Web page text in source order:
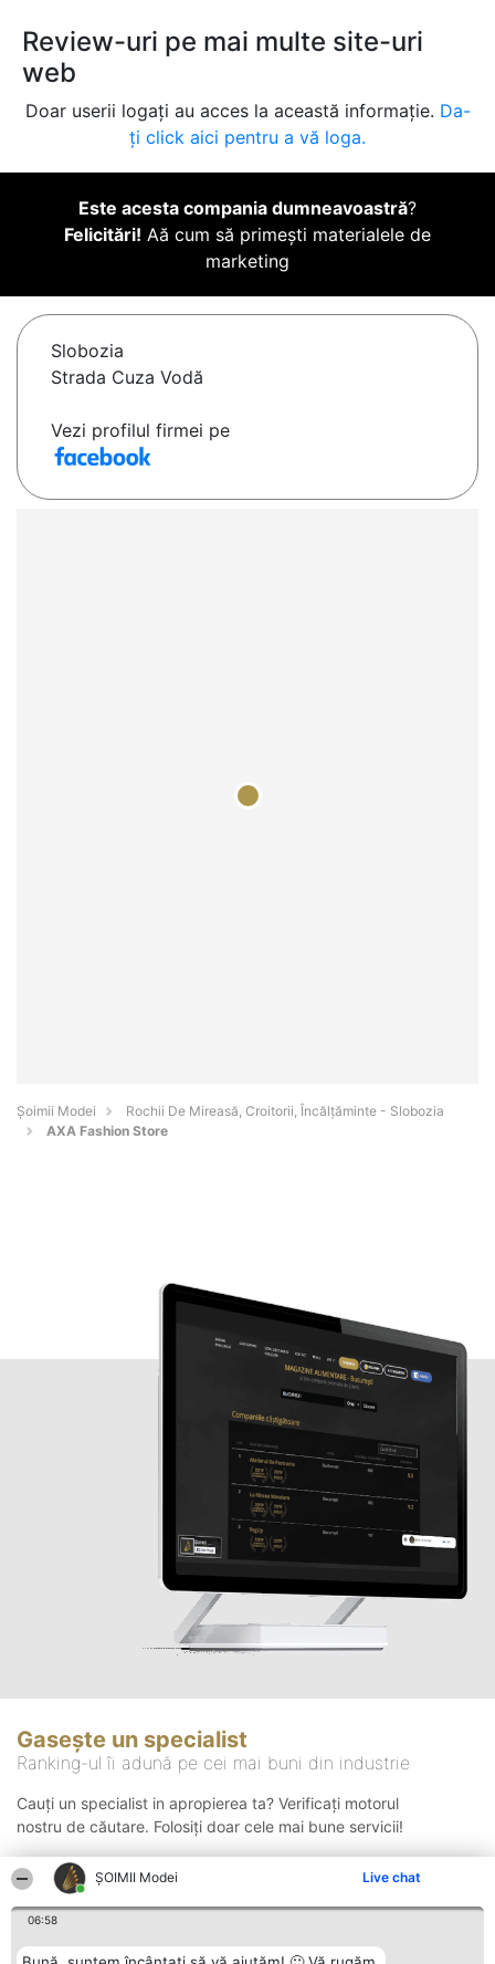
ȘOIMII Modei Live chat
06:58
Review-uri pe mai multe site-uri
web
Doar userii logați au acces la această informație. Da-
ți click aici pentru a vă loga.
Este acesta compania dumneavoastră?
Felicitări! Aă cum să primești materialele de
marketing
Slobozia
Strada Cuza Vodă
Vezi profilul firmei pe
Șoimii Modei
Rochii De Mireasă, Croitorii, Încălțăminte - Slobozia
AXA Fashion Store
Gasește un specialist
Ranking-ul îi adună pe cei mai buni din industrie
Cauți un specialist in apropierea ta? Verificați motorul
nostru de căutare. Folosiți doar cele mai bune servicii!